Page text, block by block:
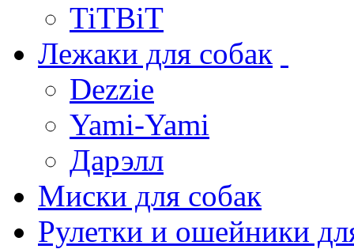
TiTBiT
Лежаки для собак
Dezzie
Yami-Yami
Дарэлл
Миски для собак
Рулетки и ошейники